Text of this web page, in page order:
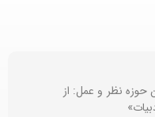
نظر و عمل: از